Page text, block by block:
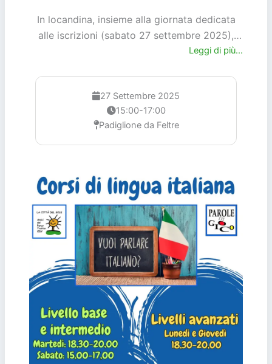
In locandina, insieme alla giornata dedicata
alle iscrizioni (sabato 27 settembre 2025),
trovate anche il giorno di inizio (martedì 30
avanzato), con i relativi orari.
Leggi di più...
27 Settembre 2025
15:00-17:00
Padiglione da Feltre